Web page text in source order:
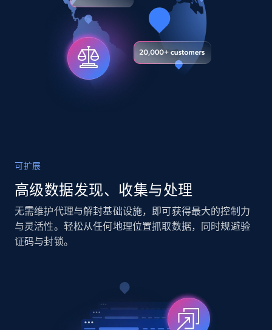
IsCurrentSignedInAgentResponsible, Bedrooms,
and more.
Real estate Popular
URL, ID, User id, Use url, Title, Headline, Post
text, Date posted, and more.
Social media
X (formerly Twitter) - Posts
可扩展
高级数据发现、收集与处理
无需维护代理与解封基础设施，即可获得最大的控制力
与灵活性。轻松从任何地理位置抓取数据，同时规避验
证码与封锁。